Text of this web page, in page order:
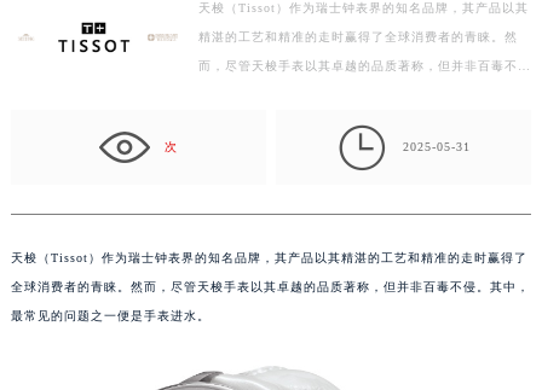
天梭（Tissot）作为瑞士钟表界的知名品牌，其产品以其
精湛的工艺和精准的走时赢得了全球消费者的青睐。然
而，尽管天梭手表以其卓越的品质著称，但并非百毒不
次  2025-05-31
天梭（Tissot）作为瑞士钟表界的知名品牌，其产品以其精湛的工艺和精准的走时赢得了
全球消费者的青睐。然而，尽管天梭手表以其卓越的品质著称，但并非百毒不侵。其中，
最常见的问题之一便是手表进水。